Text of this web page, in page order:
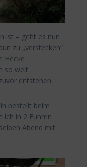
ist – geht es nun
zu „verstecken“
Hecke
so weit
entstehen.
bestellt beim
ich in 2 Fuhren
Abend mit